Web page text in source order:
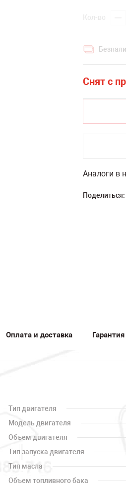
Аналоги в
Поделиться:
Оплата и доставка Гарантия
Тип двигателя
Модель двигателя
Объем двигателя
Тип запуска двигателя
Тип масла
Объем топливного бака